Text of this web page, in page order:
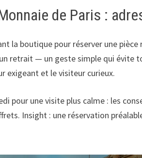
de Paris :
la boutique pour réserver une
retrait — un geste simple qui évite
exigeant et le visiteur curieux.
pour une visite plus calme : les
Insight : une réservation